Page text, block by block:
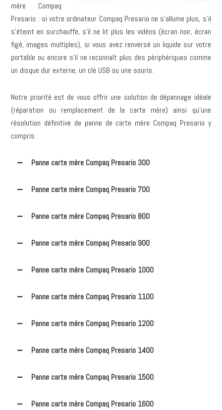
mère Compaq
Presario : si votre ordinateur Compaq Presario ne s’allume plus, s’il
s’éteint en surchauffe, s’il ne lit plus les vidéos (écran noir, écran
figé, images multiples), si vous avez renversé un liquide sur votre
portable ou encore s’il ne reconnaît plus des périphériques comme
un disque dur externe, un clé USB ou une souris.
Notre priorité est de vous offrir une solution de dépannage idéale
(réparation ou remplacement de la carte mère) ainsi qu’une
résolution définitive de panne de carte mère Compaq Presario y
compris :
Panne carte mère Compaq Presario 300
Panne carte mère Compaq Presario 700
Panne carte mère Compaq Presario 800
Panne carte mère Compaq Presario 900
Panne carte mère Compaq Presario 1000
Panne carte mère Compaq Presario 1100
Panne carte mère Compaq Presario 1200
Panne carte mère Compaq Presario 1400
Panne carte mère Compaq Presario 1500
Panne carte mère Compaq Presario 1600